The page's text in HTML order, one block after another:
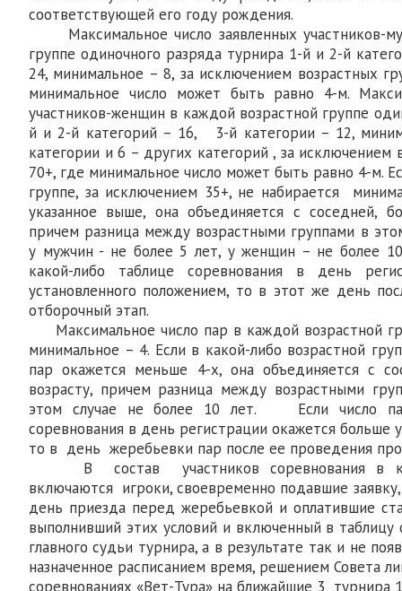
соответствующей его году рождения.
Максимальное число заявленных участников-
группе одиночного разряда турнира 1-й и 2-й
24, минимальное – 8, за исключением возрастных
минимальное число может быть равно 4-м.
участников-женщин в каждой возрастной группе
й и 2-й категорий – 16, 3-й категории – 12,
категории и 6 – других категорий , за исключением
70+, где минимальное число может быть равно 4-м.
группе, за исключением 35+, не набирается
указанное выше, она объединяется с соседней,
причем разница между возрастными группами в
у мужчин - не более 5 лет, у женщин – не более
какой-либо таблице соревнования в день
установленного положением, то в этот же день
отборочный этап.
Максимальное число пар в каждой возрастной
минимальное – 4. Если в какой-либо возрастной
пар окажется меньше 4-х, она объединяется с
возрасту, причем разница между возрастными
этом случае не более 10 лет. Если число
соревнования в день регистрации окажется больше
то в день жеребьевки пар после ее проведения
В состав участников соревнования в
включаются игроки, своевременно подавшие
день приезда перед жеребьевкой и оплатившие
выполнивший этих условий и включенный в таблицу
главного судьи турнира, а в результате так и не
назначенное расписанием время, решением Совета
соревнованиях «Вет-Тура» на ближайшие 3 турнира